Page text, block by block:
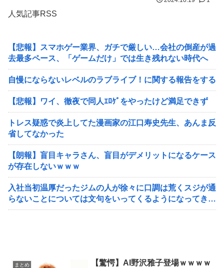
人気記事RSS
【悲報】スマホゲー業界、ガチで厳しい…会社の倒産が過
去最多ペース、「ゲームだけ」では生き残れない時代へ
自慢にならないレベルのラブライブ！に関する報告をする
【悲報】ワイ、徹夜で同人ｴﾛｹﾞをやったけど満足できず
トレス疑惑で炎上してた漫画家の江口寿史先生、あんま反
省してなかった
【朗報】盲目キャラさん、盲目がデメリットになるケース
が存在しないｗｗｗ
入社当初温厚だったジムの人が徐々に口調は荒くスジが通
らないことについては文句をいってくるようになってき
た ひどく危険な予感がする
まとめ 【驚愕】AI野沢雅子登場ｗｗｗｗ